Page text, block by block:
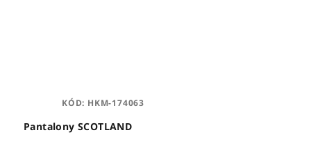
Pantalony SCOTLAND
KÓD: HKM-174063